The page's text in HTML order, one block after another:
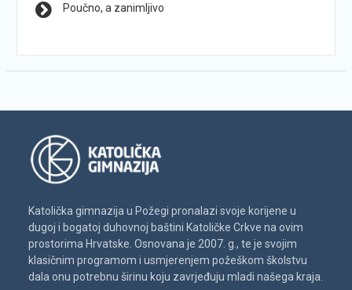
Poučno, a zanimljivo
Katolička gimnazija u Požegi pronalazi svoje korijene u
dugoj i bogatoj duhovnoj baštini Katoličke Crkve na ovim
prostorima Hrvatske. Osnovana je 2007. g., te je svojim
klasičnim programom i usmjerenjem požeškom školstvu
dala onu potrebnu širinu koju zavrjeđuju mladi našega kraja.